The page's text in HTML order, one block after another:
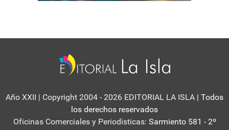
Año XXII | Copyright 2004 - 2026 EDITORIAL LA ISLA | Todos
los derechos reservados
Oficinas Comerciales y Periodisticas: Sarmiento 581 - 2º